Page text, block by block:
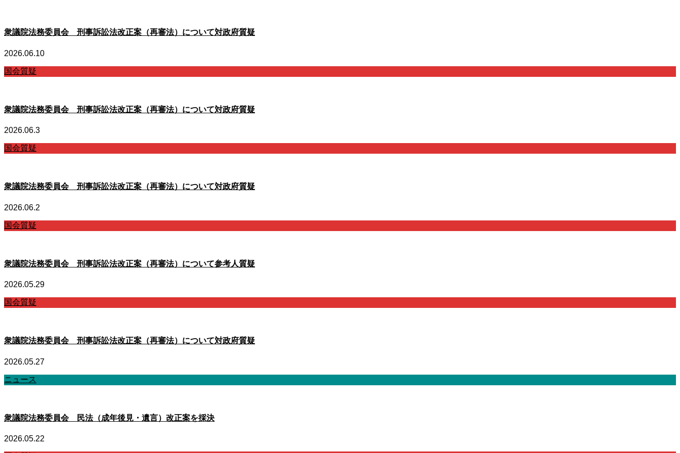
衆議院法務委員会 刑事訴訟法改正案（再審法）について対政府質疑
2026.06.10
国会質疑
衆議院法務委員会 刑事訴訟法改正案（再審法）について対政府質疑
2026.06.3
国会質疑
衆議院法務委員会 刑事訴訟法改正案（再審法）について対政府質疑
2026.06.2
国会質疑
衆議院法務委員会 刑事訴訟法改正案（再審法）について参考人質疑
2026.05.29
国会質疑
衆議院法務委員会 刑事訴訟法改正案（再審法）について対政府質疑
2026.05.27
ニュース
衆議院法務委員会 民法（成年後見・遺言）改正案を採決
2026.05.22